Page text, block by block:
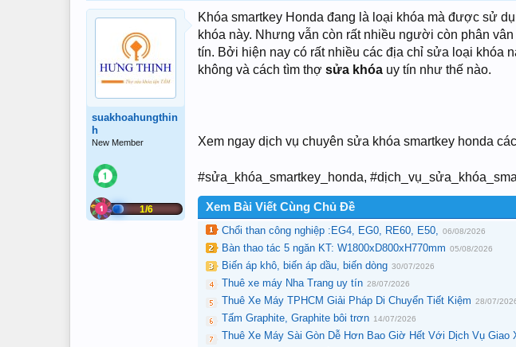
suakhoahungthin
h
New Member
1/6
Khóa smartkey Honda đang là loại khóa mà được sử
khóa này. Nhưng vẫn còn rất nhiều người còn phân
tín. Bởi hiện nay có rất nhiều các địa chỉ sửa loại khóa
không và cách tìm thợ sửa khóa uy tín như thế nào.
Xem ngay dịch vụ chuyên sửa khóa smartkey honda
#sửa_khóa_smartkey_honda,
Xem Bài Viết Cùng Chủ Đề
Chổi than công nghiệp :EG4, EG0, RE60, E50, 06/08/2026
Bàn thao tác 5 ngăn KT: W1800xD800xH770mm 05/08/2026
Biến áp khô, biến áp dầu, biến dòng 30/07/2026
Thuê xe máy Nha Trang uy tín 28/07/2026
Thuê Xe Máy TPHCM Giải Pháp Di Chuyển Tiết Kiệm 28/07/
Tấm Graphite, Graphite bôi trơn 14/07/2026
Thuê Xe Máy Sài Gòn Dễ Hơn Bao Giờ Hết Với Dịch Vụ Giao